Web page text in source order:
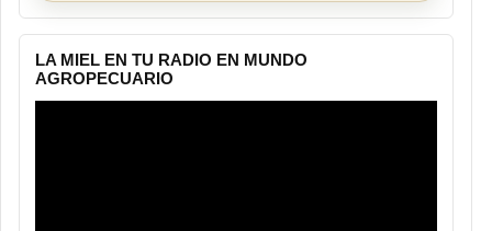
LA MIEL EN TU RADIO EN MUNDO
AGROPECUARIO